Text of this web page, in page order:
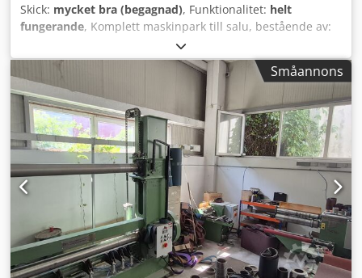
Skick: mycket bra (begagnad), Funktionalitet: helt
fungerande, Komplett maskinpark till salu, bestående av:
Holzher maskinpark, i nyskick (i drift sedan 06/2024),
bestående av: Tectra 6120 Dynamic, såg med tryckbalk
Automatisk plattlager Storemaster 5110 (ca 12x18 m)
Evolution 7450, vertikal bearbetningscenter Nextec 7705,
bearbetningscenter för nesting Weinig Dimter Opticut S60,
optimerande kapmaskin (år 2009) inkl. avfallsband (ny, i
drift sedan 06/2024) Nestro utsug (i drift sedan 06/2024),
bestående av: Filtertorn 11 kW + 7,5 kW (15 000 m³/h)
Brikettpress Shredder/flismaskin Rördragning till alla
maskiner, diverse rördiameter Mobil utsugsenhet Holzkraft
RLA160 2 x mobila utsugsenheter ASA2553 eller liknande
Dodezh Hw Aepfx An Ujck 2 x Renner-kompressorer, 7,5 kW
vardera (varav 1 ny, i drift sedan 06/2024) 1 x Ayen,
hålborrmaskin, specialtillverkad, med 2,5 m anslagslinje 1
Småannons